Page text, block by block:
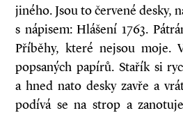
jiného. Jsou to červené desky,
s nápisem: Hlášení 1763.
Příběhy, které nejsou moje.
popsaných papírů. Stařík si
a hned nato desky zavře a
podívá se na strop a